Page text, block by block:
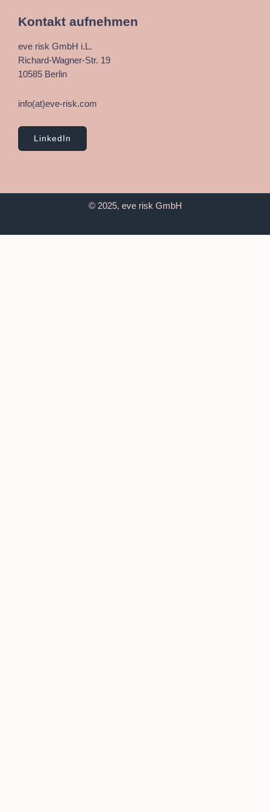
Kontakt aufnehmen
eve risk GmbH i.L.
Richard-Wagner-Str. 19
10585 Berlin
info(at)eve-risk.com
LinkedIn
© 2025, eve risk GmbH